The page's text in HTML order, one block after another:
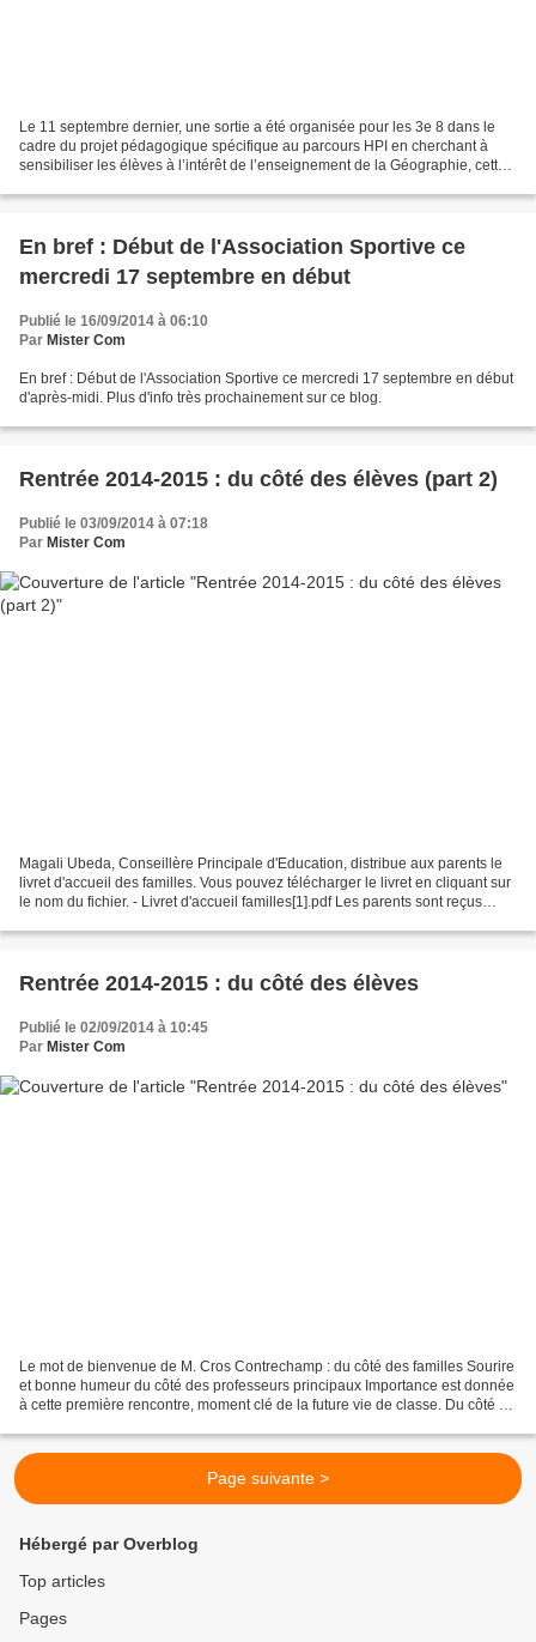
Le 11 septembre dernier, une sortie a été organisée pour les 3e 8 dans le
cadre du projet pédagogique spécifique au parcours HPI en cherchant à
sensibiliser les élèves à l’intérêt de l’enseignement de la Géographie, cette
En bref : Début de l'Association Sportive ce
mercredi 17 septembre en début
Publié le 16/09/2014 à 06:10
Par Mister Com
En bref : Début de l'Association Sportive ce mercredi 17 septembre en début
d'après-midi. Plus d'info très prochainement sur ce blog.
Rentrée 2014-2015 : du côté des élèves (part 2)
Publié le 03/09/2014 à 07:18
Par Mister Com
Magali Ubeda, Conseillère Principale d'Education, distribue aux parents le
livret d'accueil des familles. Vous pouvez télécharger le livret en cliquant sur
le nom du fichier. - Livret d'accueil familles[1].pdf Les parents sont reçus
Rentrée 2014-2015 : du côté des élèves
Publié le 02/09/2014 à 10:45
Par Mister Com
Le mot de bienvenue de M. Cros Contrechamp : du côté des familles Sourire
et bonne humeur du côté des professeurs principaux Importance est donnée
à cette première rencontre, moment clé de la future vie de classe. Du côté de
Page suivante >
Hébergé par Overblog
Top articles
Pages